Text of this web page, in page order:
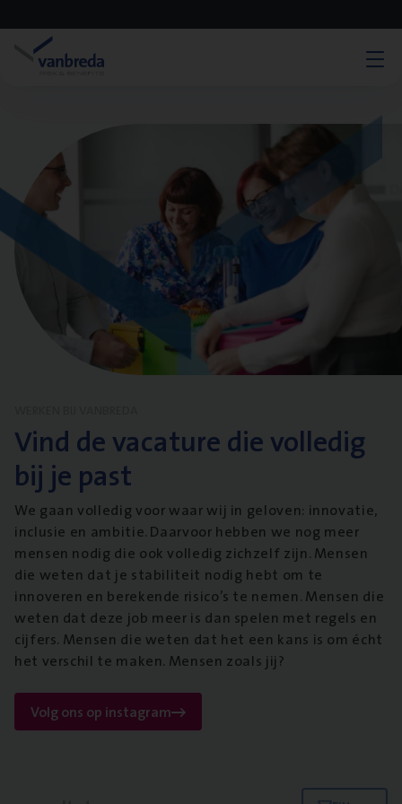
Vind de vacature die volledig
bij je past
We gaan volledig voor waar wij in geloven: innovatie,
inclusie en ambitie. Daarvoor hebben we nog meer
mensen nodig die ook volledig zichzelf zijn. Mensen
die weten dat je stabiliteit nodig hebt om te
innoveren en berekende risico’s te nemen. Mensen die
weten dat deze job meer is dan spelen met regels en
cijfers. Mensen die weten dat het een kans is om écht
het verschil te maken. Mensen zoals jij?
Volg ons op instagram